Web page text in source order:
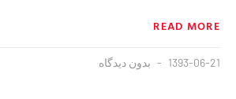
READ MORE
1393-06-21 بدون دیدگاه